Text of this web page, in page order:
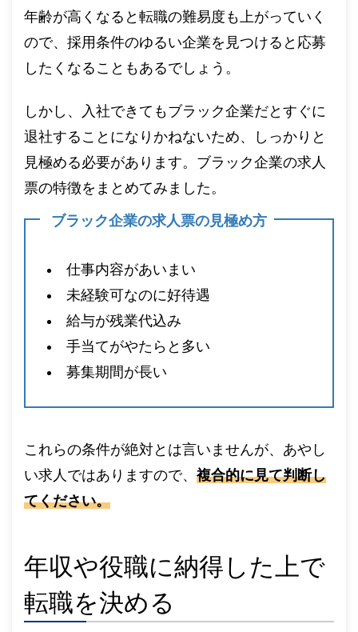
年齢が高くなると転職の難易度も上がっていく
ので、採用条件のゆるい企業を見つけると応募
したくなることもあるでしょう。
しかし、入社できてもブラック企業だとすぐに
退社することになりかねないため、しっかりと
見極める必要があります。ブラック企業の求人
票の特徴をまとめてみました。
ブラック企業の求人票の見極め方
仕事内容があいまい
未経験可なのに好待遇
給与が残業代込み
手当てがやたらと多い
募集期間が長い
これらの条件が絶対とは言いませんが、あやし
い求人ではありますので、 複合的に見て判断し
てください。
年収や役職に納得した上で
転職を決める